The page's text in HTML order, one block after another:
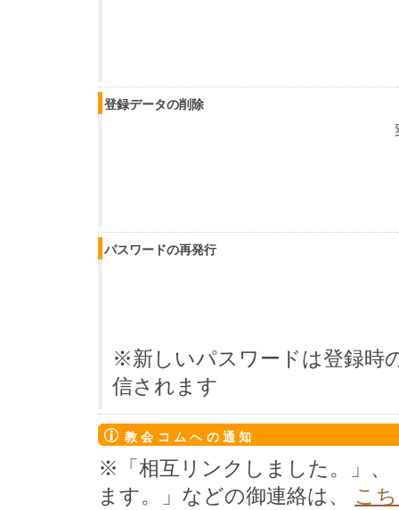
登録データの削除
パスワードの再発行
※新しいパスワードは登録時
信されます
教会コムへの通知
※「相互リンクしました。」、
ます。」などの御連絡は、 こ